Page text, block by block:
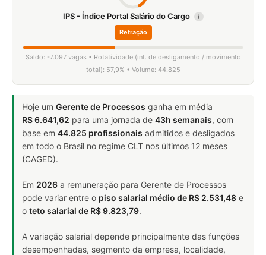
IPS - Índice Portal Salário do Cargo i
Retração
Saldo: -7.097 vagas • Rotatividade (int. de desligamento / movimento
total): 57,9% • Volume: 44.825
Hoje um Gerente de Processos ganha em média
R$ 6.641,62 para uma jornada de 43h semanais, com
base em 44.825 profissionais admitidos e desligados
em todo o Brasil no regime CLT nos últimos 12 meses
(CAGED).
Em 2026 a remuneração para Gerente de Processos
pode variar entre o piso salarial médio de R$ 2.531,48 e
o teto salarial de R$ 9.823,79.
A variação salarial depende principalmente das funções
desempenhadas, segmento da empresa, localidade,